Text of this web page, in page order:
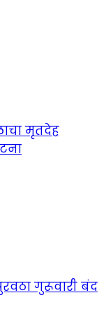
मृतदेह
गुरूवारी बंद